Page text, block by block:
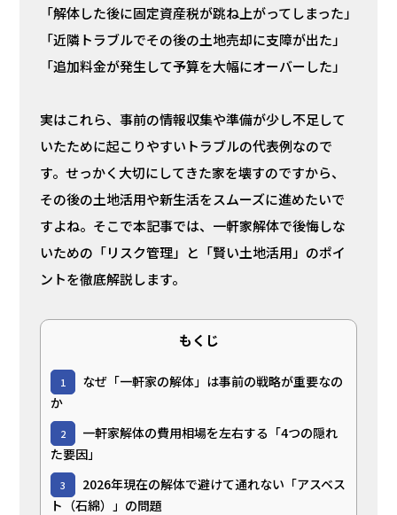
「解体した後に固定資産税が跳ね上がってしまった」
「近隣トラブルでその後の土地売却に支障が出た」
「追加料金が発生して予算を大幅にオーバーした」
実はこれら、事前の情報収集や準備が少し不足して
いたために起こりやすいトラブルの代表例なので
す。せっかく大切にしてきた家を壊すのですから、
その後の土地活用や新生活をスムーズに進めたいで
すよね。そこで本記事では、一軒家解体で後悔しな
いための「リスク管理」と「賢い土地活用」のポイ
ントを徹底解説します。
もくじ
1
なぜ「一軒家の解体」は事前の戦略が重要なの
か
2
一軒家解体の費用相場を左右する「4つの隠れ
た要因」
3
2026年現在の解体で避けて通れない「アスベス
ト（石綿）」の問題